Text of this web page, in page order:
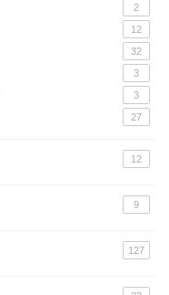
2
12
32
3
3
27
12
9
127